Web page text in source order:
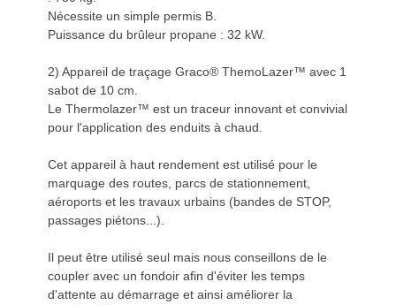
Nécessite un simple permis B.
Puissance du brûleur propane : 32 kW.
2) Appareil de traçage Graco® ThemoLazer™ avec 1
sabot de 10 cm.
Le Thermolazer™ est un traceur innovant et convivial
pour l'application des enduits à chaud.
Cet appareil à haut rendement est utilisé pour le
marquage des routes, parcs de stationnement,
aéroports et les travaux urbains (bandes de STOP,
passages piétons...).
Il peut être utilisé seul mais nous conseillons de le
coupler avec un fondoir afin d'éviter les temps
d'attente au démarrage et ainsi améliorer la